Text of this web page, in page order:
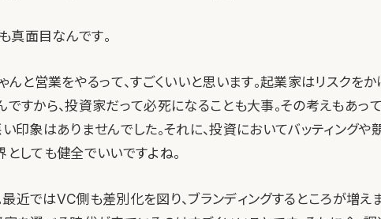
真面目なんです。
んと営業をやるって、すごくいいと思います。起業家はリスクを
ですから、投資家だって必死になることも大事。その考えもあって
い印象はありませんでした。それに、投資においてバッティングや
としても健全でいいですよね。
近ではVC側も差別化を図り、ブランディングするところが増え